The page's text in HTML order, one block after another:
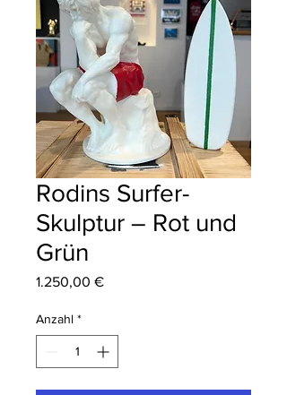
Rodins Surfer-
Skulptur – Rot und
Grün
1.250,00 €Preis
Anzahl *